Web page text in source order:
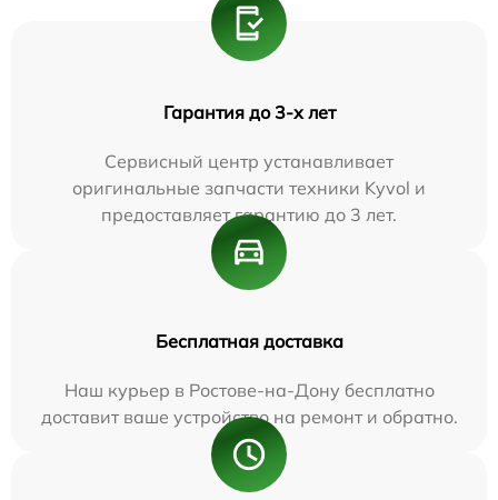
Гарантия до 3-х лет
Сервисный центр устанавливает
оригинальные запчасти техники Kyvol и
предоставляет гарантию до 3 лет.
Бесплатная доставка
Наш курьер в Ростове-на-Дону бесплатно
доставит ваше устройство на ремонт и обратно.